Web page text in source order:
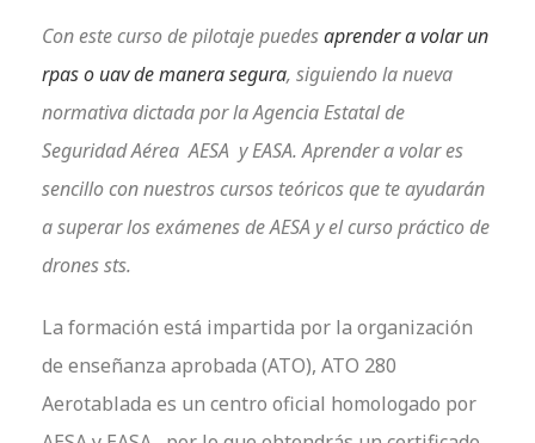
Con este curso de pilotaje puedesaprender a volar un
rpas o uav de manera segura, siguiendo la nueva
normativa dictada por la Agencia Estatal de
Seguridad Aérea AESA y EASA. Aprender a volar es
sencillo con nuestros cursos teóricos que te ayudarán
a superar los exámenes de AESA y el curso práctico de
drones sts.
La formación está impartida por la organización
de enseñanza aprobada (ATO), ATO 280
Aerotablada es un centro oficial homologado por